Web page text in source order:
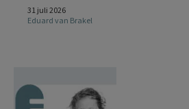
31 juli 2026
Eduard van Brakel